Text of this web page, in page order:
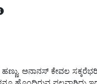
ಅನಾನಸ್ ಕೇವಲ